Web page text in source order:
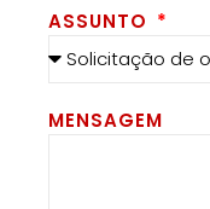
ASSUNTO
MENSAGEM